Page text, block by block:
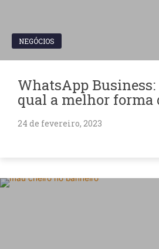
NEGÓCIOS
WhatsApp Business:
qual a melhor forma
24 de fevereiro, 2023